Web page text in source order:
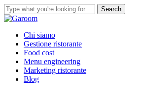
Skip
to
content
Search
Close
Menu
Chi siamo
Gestione ristorante
Food cost
Menu engineering
Marketing ristorante
Blog